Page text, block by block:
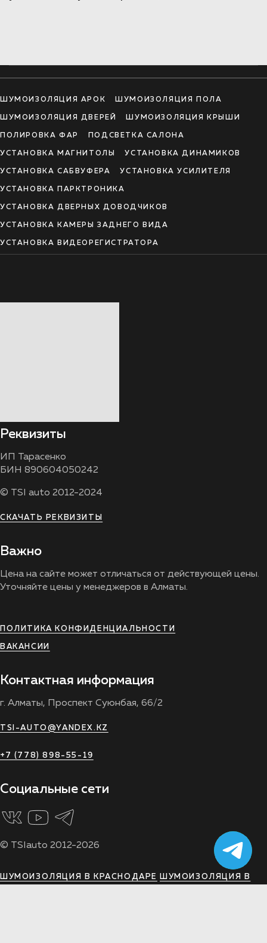
ШУМОИЗОЛЯЦИЯ АРОК ШУМОИЗОЛЯЦИЯ ПОЛА
ШУМОИЗОЛЯЦИЯ ДВЕРЕЙ ШУМОИЗОЛЯЦИЯ КРЫШИ
ПОЛИРОВКА ФАР ПОДСВЕТКА САЛОНА
УСТАНОВКА МАГНИТОЛЫ УСТАНОВКА ДИНАМИКОВ
УСТАНОВКА САБВУФЕРА УСТАНОВКА УСИЛИТЕЛЯ
УСТАНОВКА ПАРКТРОНИКА
УСТАНОВКА ДВЕРНЫХ ДОВОДЧИКОВ
УСТАНОВКА КАМЕРЫ ЗАДНЕГО ВИДА
УСТАНОВКА ВИДЕОРЕГИСТРАТОРА
Реквизиты
ИП Тарасенко
БИН 890604050242
© TSI auto 2012-2024
СКАЧАТЬ РЕКВИЗИТЫ
Важно
Цена на сайте может отличаться от действующей цены.
Уточняйте цены у менеджеров в Алматы.
ПОЛИТИКА КОНФИДЕНЦИАЛЬНОСТИ
ВАКАНСИИ
Контактная информация
г. Алматы, Проспект Суюнбая, 66/2
TSI-AUTO@YANDEX.KZ
+7 (778) 898-55-19
Социальные сети
© TSIauto 2012-2026
ШУМОИЗОЛЯЦИЯ В КРАСНОДАРЕ
ШУМОИЗОЛЯЦИЯ В